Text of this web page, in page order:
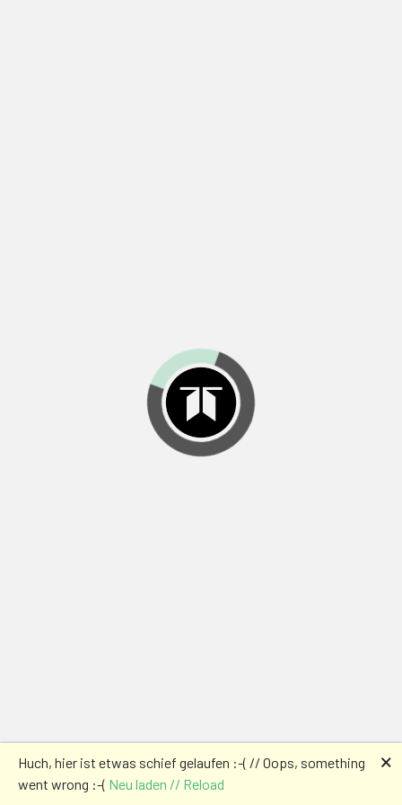
Huch, hier ist etwas schief gelaufen :-( // Oops, something
went wrong :-( Neu laden // Reload
🗙